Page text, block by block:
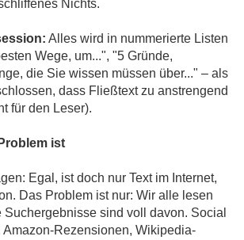
Nichts.
Alles wird in nummerierte Listen
Wege, um...", "5 Gründe,
die Sie wissen müssen über..." – als
dass Fließtext zu anstrengend
für den Leser).
ist
Egal, ist doch nur Text im Internet,
Das Problem ist nur: Wir alle lesen
sind voll davon. Social
Amazon-Rezensionen, Wikipedia-